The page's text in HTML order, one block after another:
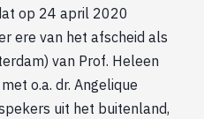
op 24 april 2020
ere van het afscheid als
van Prof. Heleen
o.a. dr. Angelique
uit het buitenland,